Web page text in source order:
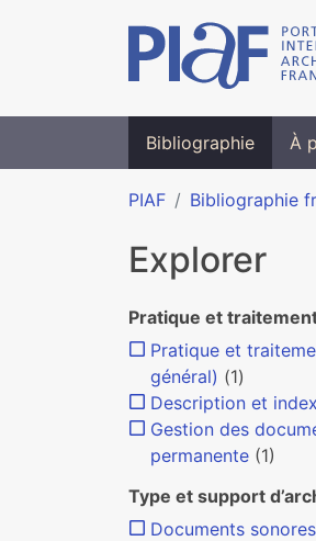
Bibliographie À
PIAF Bibliographie
Explorer
Pratique et
Pratique et
général) (1)
Description et
Gestion des
permanente (1)
Type et support
Documents sonores